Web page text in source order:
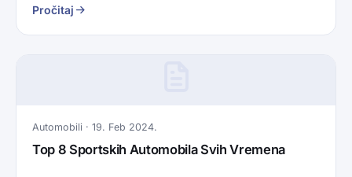
Pročitaj
Automobili · 19. Feb 2024.
Top 8 Sportskih Automobila Svih Vremena